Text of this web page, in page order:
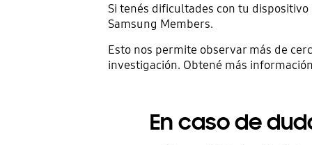
Si tenés dificultades con tu
Samsung Members.
Esto nos permite observar más de
investigación. Obtené más
En caso de